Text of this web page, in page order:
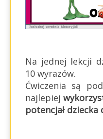
Na jednej lekcji
10 wyrazów.
Ćwiczenia są
najlepiej
potencjał